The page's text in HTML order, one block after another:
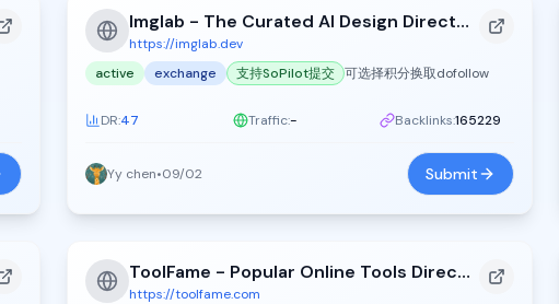
Imglab - The Curated AI Design Directory
https://imglab.dev
active
exchange 支持SoPilot提交 可选择积分换取dofollow
DR:47 Traffic:- Backlinks:165229
Yy chen•09/02 Submit
ToolFame - Popular Online Tools Directory
https://toolfame.com